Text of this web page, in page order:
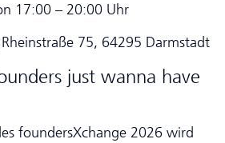
17:00 – 20:00 Uhr
75, 64295 Darmstadt
just wanna have
foundersXchange 2026 wird